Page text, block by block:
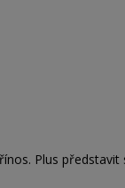
Plus